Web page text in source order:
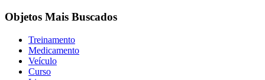
Objetos Mais Buscados
Treinamento
Medicamento
Veículo
Curso